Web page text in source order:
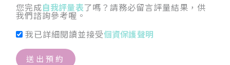
您完成自我評量表了嗎？請務必留言評量結果，供
我們諮詢參考喔。
我已詳細閱讀並接受個資保護聲明
送出預約